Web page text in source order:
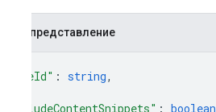
JSON-представление
"fileId" : string,
"excludeContentSnippets" : boolean